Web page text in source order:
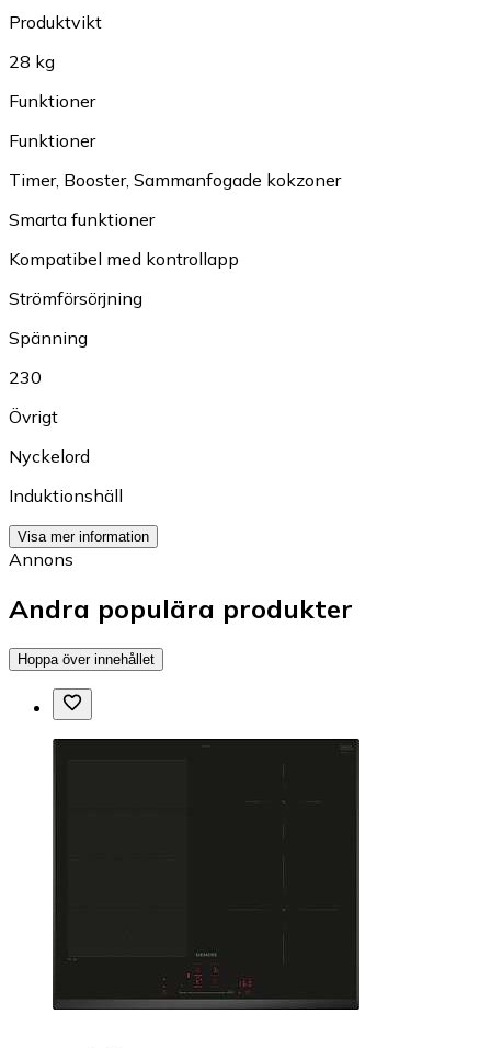
Produktvikt
28 kg
Funktioner
Funktioner
Timer, Booster, Sammanfogade kokzoner
Smarta funktioner
Kompatibel med kontrollapp
Strömförsörjning
Spänning
230
Övrigt
Nyckelord
Induktionshäll
Visa mer information
Annons
Andra populära produkter
Hoppa över innehållet